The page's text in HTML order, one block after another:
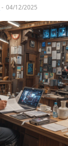
- 04/12/2025